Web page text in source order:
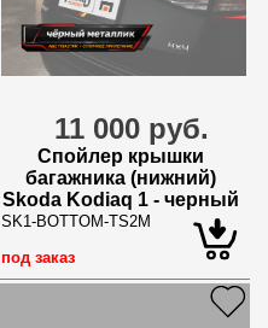
11 000 руб.
Спойлер крышки
багажника (нижний)
Skoda Kodiaq 1 - черный
металлик
SK1-BOTTOM-TS2M
под заказ